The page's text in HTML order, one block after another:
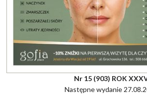
Nr 15 (903) ROK
Następne wydanie